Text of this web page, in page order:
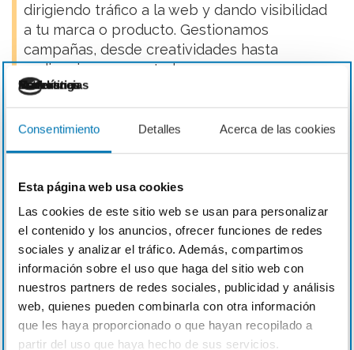
Consentimiento Detalles Acerca de las cookies
Esta página web usa cookies
Las cookies de este sitio web se usan para personalizar
el contenido y los anuncios, ofrecer funciones de redes
sociales y analizar el tráfico. Además, compartimos
información sobre el uso que haga del sitio web con
nuestros partners de redes sociales, publicidad y análisis
web, quienes pueden combinarla con otra información
que les haya proporcionado o que hayan recopilado a
partir del uso que haya hecho de sus servicios.
Necesarias
Preferencias
Estadística
Marketing
dirigiendo tráfico a la web y dando visibilidad
a tu marca o producto. Gestionamos
campañas, desde creatividades hasta
audiencias segmentadas.
SEO
El incremento del tráfico orgánico a través
de una estrategia de marketing online
completa e integradora y que se adapte lo